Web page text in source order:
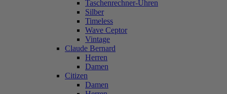
Taschenrechner-Uhren
Silber
Timeless
Wave Ceptor
Vintage
Claude Bernard
Herren
Damen
Citizen
Damen